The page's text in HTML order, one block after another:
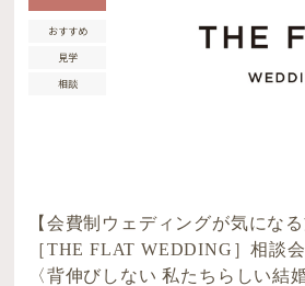
おすすめ
見学
相談
【会費制ウェディングが気になる
［THE FLAT WEDDING］相談会
〈背伸びしない 私たちらしい結